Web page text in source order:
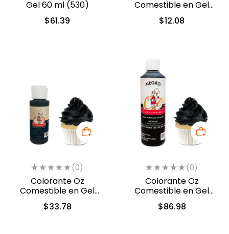
Gel 60 ml (530)
$61.39
Comestible en Gel
Negro 10 ml (558)
$12.08
(0)
Colorante Oz
Comestible en Gel
Negro 60 ml (531)
$33.78
(0)
Colorante Oz
Comestible en Gel
Negro 240 ml (521)
$86.98